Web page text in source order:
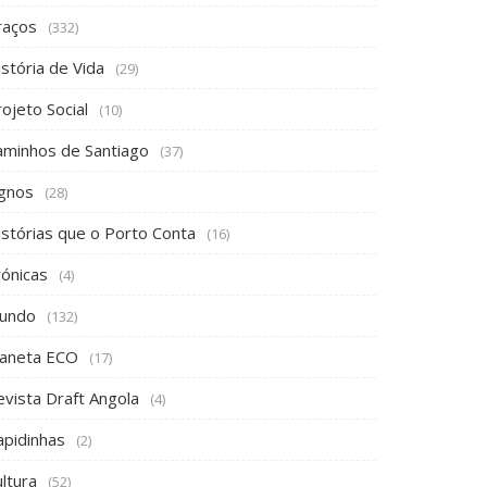
(332)
de Vida (29)
Social (10)
de Santiago (37)
(28)
que o Porto Conta (16)
(4)
(132)
ECO (17)
Draft Angola (4)
(2)
(52)